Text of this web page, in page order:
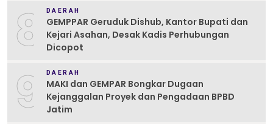
8 DAERAH
GEMPPAR Geruduk Dishub, Kantor Bupati dan
Kejari Asahan, Desak Kadis Perhubungan
Dicopot
9 DAERAH
MAKI dan GEMPAR Bongkar Dugaan
Kejanggalan Proyek dan Pengadaan BPBD
Jatim